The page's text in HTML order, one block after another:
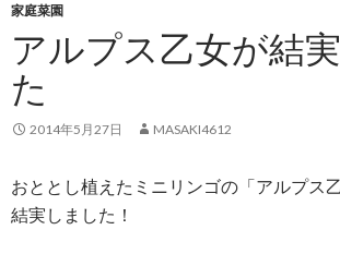
家庭菜園
アルプス乙女が結
た
2014年5月27日 MASAKI4612
おととし植えたミニリンゴの「アルプス
結実しました！